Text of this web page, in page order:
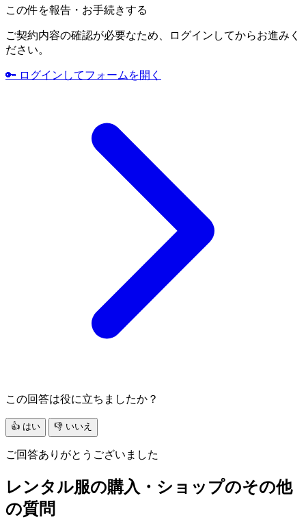
この件を報告・お手続きする
ご契約内容の確認が必要なため、ログインしてからお進みく
ださい。
🔑 ログインしてフォームを開く
この回答は役に立ちましたか？
👍 はい 👎 いいえ
ご回答ありがとうございました
レンタル服の購入・ショップのその他
の質問